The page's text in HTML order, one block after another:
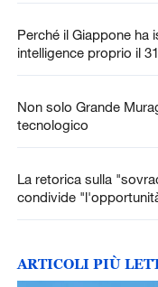
Perché il Giappone ha
intelligence proprio il
Non solo Grande
tecnologico
La retorica sulla
condivide
ARTICOLI PIÙ